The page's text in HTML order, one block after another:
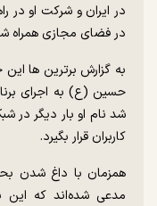
در ایران و شرکت او در
در فضای مجازی همراه
به گزارش برترین ها این
حسین (ع) به اجرای
شد نام او بار دیگر در
کاربران قرار بگیرد.
همزمان با داغ شدن
مدعی شده‌اند که